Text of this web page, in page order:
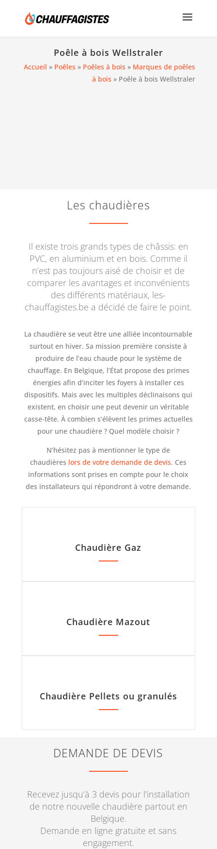
Poêle à bois Wellstraler
Accueil » Poêles » Poêles à bois » Marques de poêles
à bois » Poêle à bois Wellstraler
Les chaudières
Il existe trois grands types de châssis: en
PVC, en aluminium et en bois. Comme il
n’est pas toujours aisé de choisir et de
comparer les avantages et inconvénients
des différents matériaux, les-
chauffagistes.be a décidé de faire le point.
La chaudière se veut être une alliée incontournable
surtout en hiver. Sa mission première consiste à
produire de l’eau chaude pour le système de
chauffage. En Belgique, l’État propose des primes
énergies afin d’inciter les foyers à installer ces
dispositifs. Mais avec les multiples déclinaisons qui
existent, en choisir une peut devenir un véritable
casse-tête. À combien s’élèvent les primes actuelles
pour une chaudière ? Quel modèle choisir ?
N’hésitez pas à mentionner le type de
chaudières lors de votre demande de devis. Ces
informations sont prises en compte pour le choix
des installateurs qui répondront à votre demande.
Chaudière Gaz
Chaudière Mazout
Chaudière Pellets ou granulés
DEMANDE DE DEVIS
Recevez jusqu’à 3 devis pour l’installation
de notre nouvelle chaudière partout en
Belgique.
Demande en ligne gratuite et sans
engagement.